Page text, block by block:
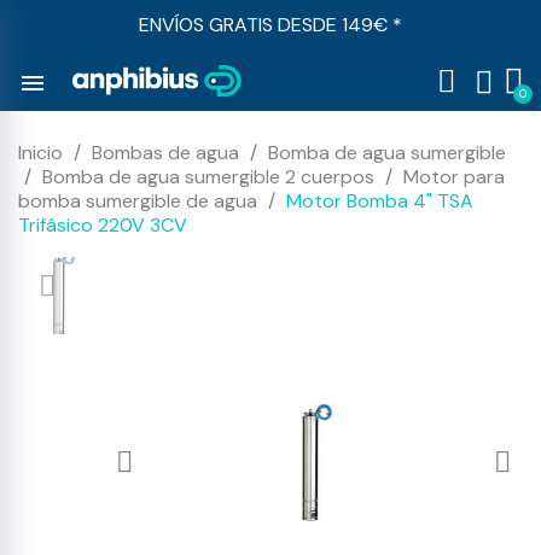
ENVÍOS GRATIS DESDE 149€ *
menu
Inicio Bombas de agua
Bomba de agua sumergible
Bomba de agua sumergible 2 cuerpos
Motor para
bomba sumergible de agua
Motor Bomba 4" TSA
Trifásico 220V 3CV